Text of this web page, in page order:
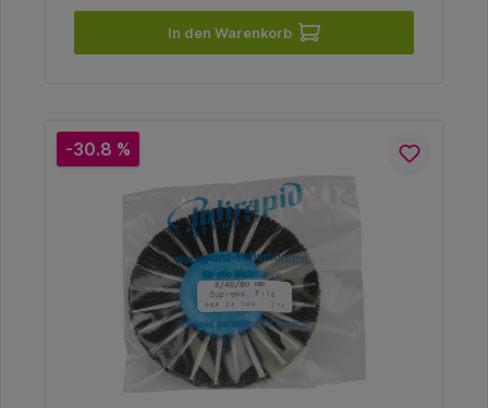
In den Warenkorb
-30.8 %